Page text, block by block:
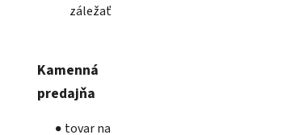
záležať
Kamenná
predajňa
tovar na